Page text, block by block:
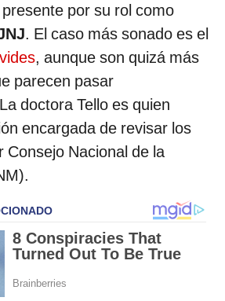
por su rol como
. El caso más sonado es el
, aunque son quizá más
parecen pasar
doctora Tello es quien
encargada de revisar los
Consejo Nacional de la